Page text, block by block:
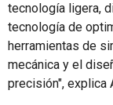
tecnología ligera,
tecnología de
herramientas de
mecánica y el
precisión", explica